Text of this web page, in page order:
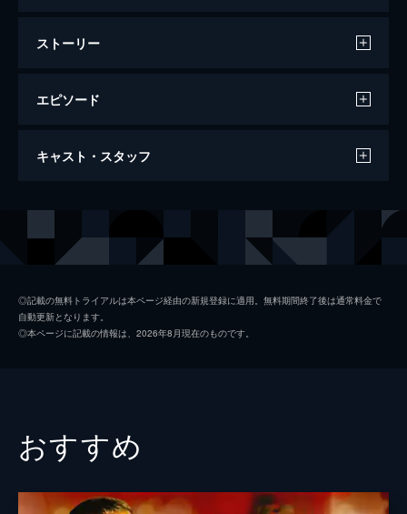
ストーリー
エピソード
パフォーマンス／青春の罠
キャスト・スタッフ
ミック・ジャガー
音楽
製作 サンフォード・リーバソン
◎記載の無料トライアルは本ページ経由の新規登録に適用。無料期間終了後は通常料金で
自動更新となります。
◎本ページに記載の情報は、2026年8月現在のものです。
おすすめ